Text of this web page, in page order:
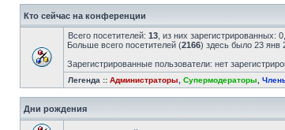
Кто сейчас на конференции
Всего посетителей: 13 , из них зарегистрированных:
Больше всего посетителей (2166) здесь было 23 янв
Зарегистрированные пользователи: нет
Легенда :: Администраторы Супермодераторы
Дни рождения